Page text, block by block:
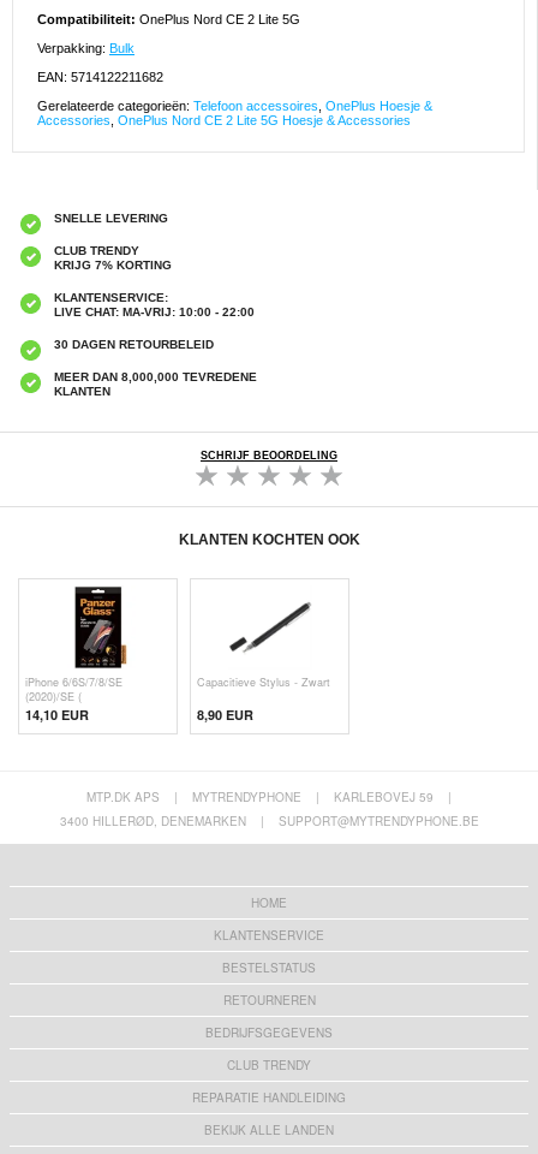
Compatibiliteit: OnePlus Nord CE 2 Lite 5G
Verpakking: Bulk
EAN: 5714122211682
Gerelateerde categorieën: Telefoon accessoires OnePlus Hoesje &
Accessories OnePlus Nord CE 2 Lite 5G Hoesje & Accessories
SNELLE LEVERING
CLUB TRENDY
KRIJG 7% KORTING
KLANTENSERVICE:
LIVE CHAT: MA-VRIJ: 10:00 - 22:00
30 DAGEN RETOURBELEID
MEER DAN 8,000,000 TEVREDENE
KLANTEN
SCHRIJF BEOORDELING
KLANTEN KOCHTEN OOK
iPhone 6/6S/7/8/SE
(2020)/SE (
14,10 EUR
Capacitieve Stylus - Zwart
8,90 EUR
MTP.DK APS | MYTRENDYPHONE | KARLEBOVEJ 59
|
3400 HILLERØD, DENEMARKEN
| SUPPORT@MYTRENDYPHONE.BE
HOME
KLANTENSERVICE
BESTELSTATUS
RETOURNEREN
BEDRIJFSGEGEVENS
CLUB TRENDY
REPARATIE HANDLEIDING
BEKIJK ALLE LANDEN